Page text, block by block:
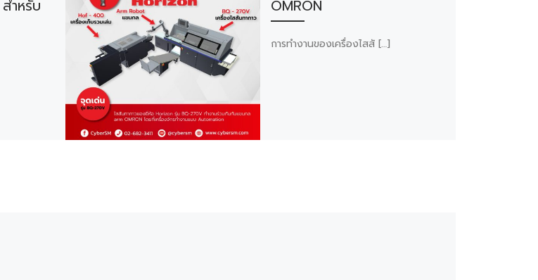
ำหรับ
OMRON
การทำงานของเครื่องไสสั […]